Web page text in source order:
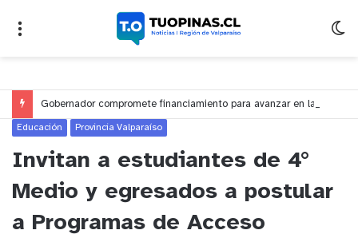
Educación Provincia Valparaíso
Invitan a estudiantes de 4°
Medio y egresados a postular
a Programas de Acceso